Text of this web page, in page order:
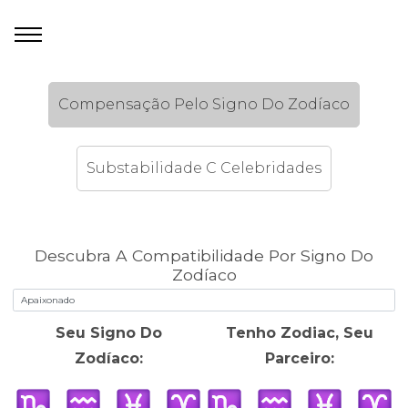
Compensação Pelo Signo Do Zodíaco
Substabilidade C Celebridades
Descubra A Compatibilidade Por Signo Do
Zodíaco
Seu Signo Do
Zodíaco:
Tenho Zodiac, Seu
Parceiro: